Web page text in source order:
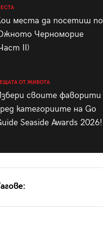
места да посетиш по
Черноморие
II)
ОТ ЖИВОТА
своите фаворити
категориите на Go
Seaside Awards 2026!